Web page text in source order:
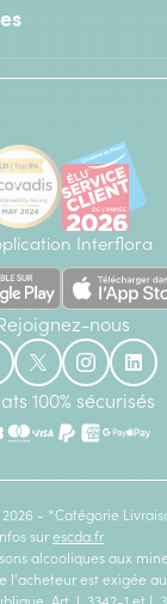
Interflora
nous
100% sécurisés
- *Catégorie
sur escda.fr
alcooliques aux
l'acheteur est exigée